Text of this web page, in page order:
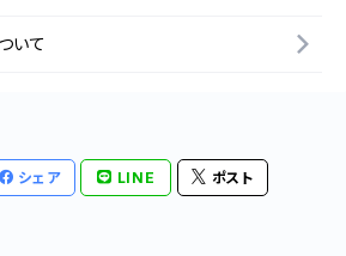
いて
シェア LINE ポスト